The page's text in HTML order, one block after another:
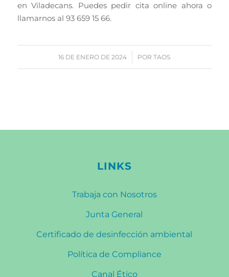
en Viladecans. Puedes pedir cita online ahora o
llamarnos al 93 659 15 66.
16 DE ENERO DE 2024
/ PORTAOS
LINKS
Trabaja con Nosotros
Junta General
Certificado de desinfección ambiental
Política de Compliance
Canal Ético